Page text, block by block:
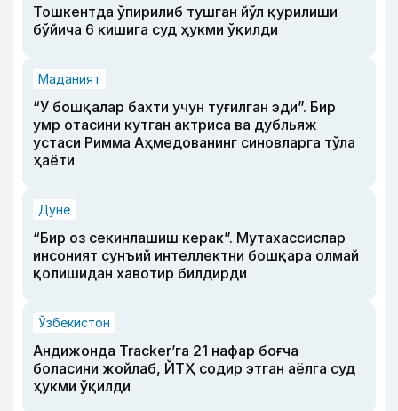
Тошкентда ўпирилиб тушган йўл қурилиши
бўйича 6 кишига суд ҳукми ўқилди
Маданият
“У бошқалар бахти учун туғилган эди”. Бир
умр отасини кутган актриса ва дубльяж
устаси Римма Аҳмедованинг синовларга тўла
ҳаёти
Дунё
“Бир оз секинлашиш керак”. Мутахассислар
инсоният сунъий интеллектни бошқара олмай
қолишидан хавотир билдирди
Ўзбекистон
Андижонда Tracker’га 21 нафар боғча
боласини жойлаб, ЙТҲ содир этган аёлга суд
ҳукми ўқилди